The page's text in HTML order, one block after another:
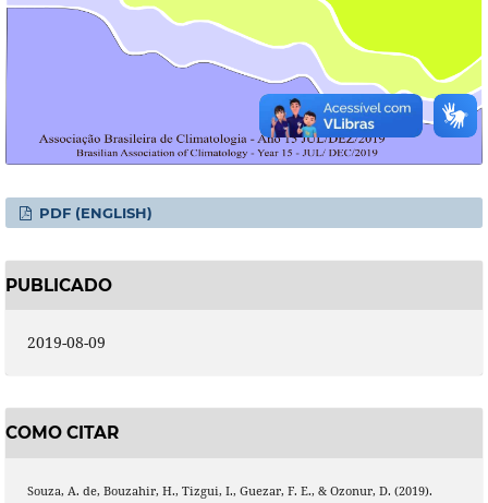
PDF (ENGLISH)
PUBLICADO
2019-08-09
COMO CITAR
Souza, A. de, Bouzahir, H., Tizgui, I., Guezar, F. E., & Ozonur, D. (2019).